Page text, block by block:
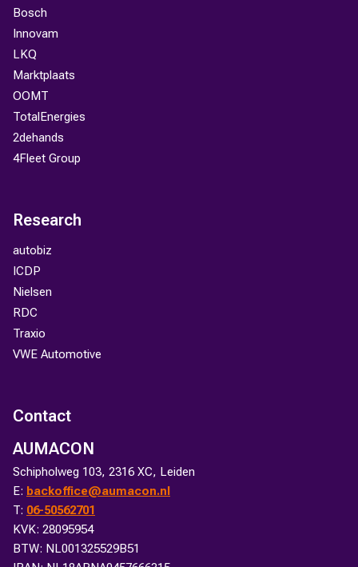
Bosch
Innovam
LKQ
Marktplaats
OOMT
TotalEnergies
2dehands
4Fleet Group
Research
autobiz
ICDP
Nielsen
RDC
Traxio
VWE Automotive
Contact
AUMACON
Schipholweg 103, 2316 XC, Leiden
E: backoffice@aumacon.nl
T: 06-50562701
KVK: 28095954
BTW: NL001325529B51